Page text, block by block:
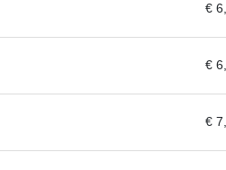
€
€
€